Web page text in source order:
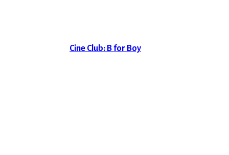
Cine Club: B for Boy